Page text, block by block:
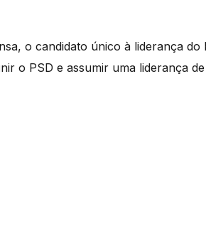
o candidato único à liderança
o PSD e assumir uma liderança